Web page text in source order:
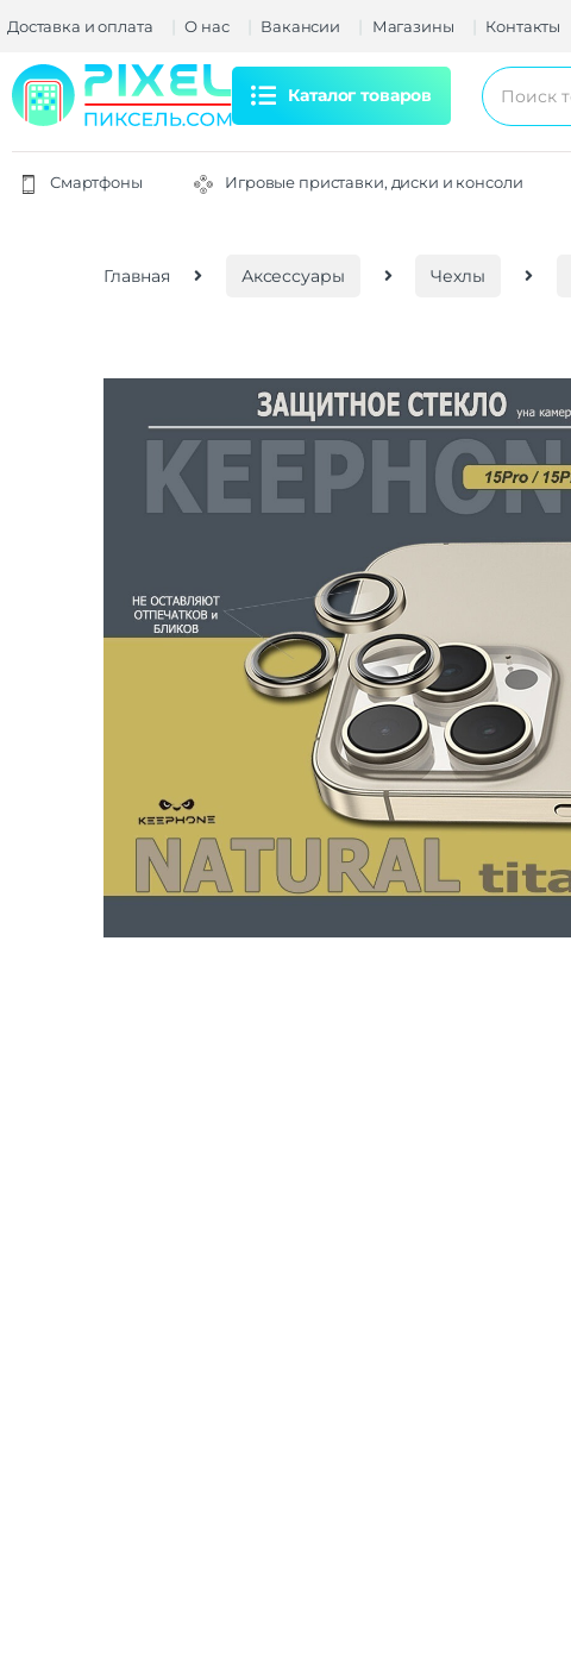
Доставка и оплата О нас Вакансии Магазины Контакты
Каталог товаров
Смартфоны Игровые приставки, диски и консоли
Главная Аксессуары Чехлы